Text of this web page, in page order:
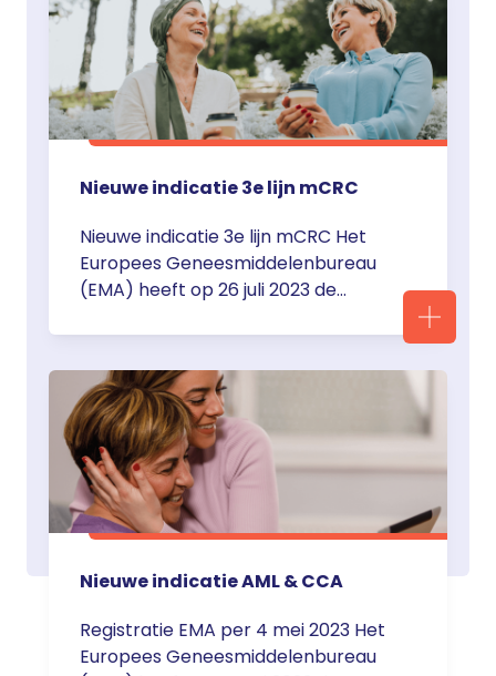
Nieuwe indicatie 3e lijn mCRC
Nieuwe indicatie 3e lijn mCRC Het
Europees Geneesmiddelenbureau
(EMA) heeft op 26 juli 2023 de
combinatie Lonsurf/bevacizumab.
Deze combinatie is in te zetten voor
de behandeling van volwassen
patiënten met gemetastaseerd
colorectaal carcinoom die eerder
twee kankerbehandelschema’s
hebben gekregen, waaronder
chemotherapie op basis van
irinotecan, anti-VEGF-middelen
href="https://servier.nl/oncologie/b
erichten-oncologie/">Continued</a>
Nieuwe indicatie AML & CCA
Registratie EMA per 4 mei 2023 Het
Europees Geneesmiddelenbureau